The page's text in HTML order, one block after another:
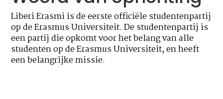
Liberi Erasmi is de eerste officiële studentenpartij
op de Erasmus Universiteit. De studentenpartij is
een partij die opkomt voor het belang van alle
studenten op de Erasmus Universiteit, en heeft
een belangrijke missie.